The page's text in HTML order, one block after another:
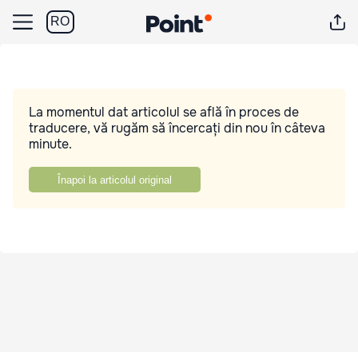
RO
La momentul dat articolul se află în proces de
traducere, vă rugăm să încercați din nou în câteva
minute.
Înapoi la articolul original